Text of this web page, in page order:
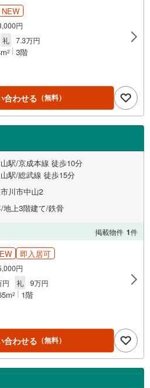
NEW
円
礼 7.3万円
2 3階
合わせる （無料）
駅/京成本線 徒歩10分
駅/総武線 徒歩15分
川市中山2
地上3階建て/鉄骨
掲載物件 1件
即入居可
円
円 礼 9万円
2 1階
合わせる （無料）